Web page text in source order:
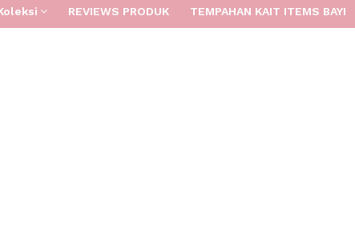
REVIEWS PRODUK TEMPAHAN KAIT ITEMS BAYI